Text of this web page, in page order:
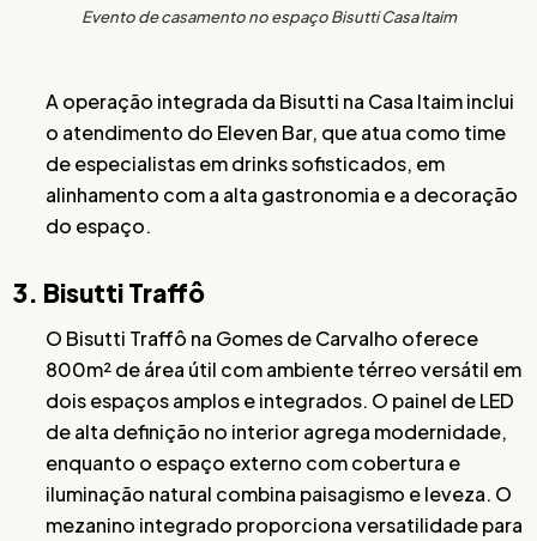
Evento de casamento no espaço Bisutti Casa Itaim
A operação integrada da Bisutti na Casa Itaim inclui
o atendimento do Eleven Bar, que atua como time
de especialistas em drinks sofisticados, em
alinhamento com a alta gastronomia e a decoração
do espaço.
3. Bisutti Traffô
O Bisutti Traffô na Gomes de Carvalho oferece
800m² de área útil com ambiente térreo versátil em
dois espaços amplos e integrados. O painel de LED
de alta definição no interior agrega modernidade,
enquanto o espaço externo com cobertura e
iluminação natural combina paisagismo e leveza. O
mezanino integrado proporciona versatilidade para